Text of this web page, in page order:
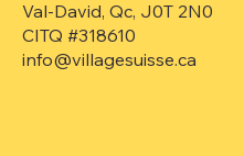
Val-David, Qc, J0T 2N0
CITQ #318610
info@villagesuisse.ca